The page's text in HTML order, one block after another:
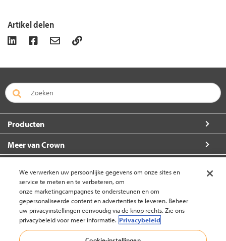
Artikel delen
Producten
Meer van Crown
Zo kunt u ons bereiken
Nederland (wijzigen)
We verwerken uw persoonlijke gegevens om onze sites en
service te meten en te verbeteren, om
onze marketingcampagnes te ondersteunen en om
gepersonaliseerde content en advertenties te leveren. Beheer
uw privacyinstellingen eenvoudig via de knop rechts. Zie ons
privacybeleid voor meer informatie. Privacybeleid